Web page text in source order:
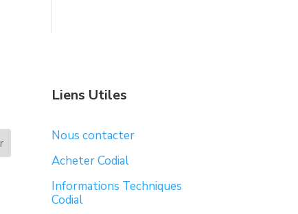
Liens Utiles
Nous contacter
Acheter Codial
Informations Techniques
Codial